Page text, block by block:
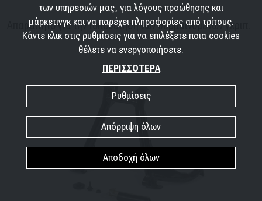
Απαραίτητο για την τοποθέτηση των θερμαινόμενων γκριπ.
των υπηρεσιών μας, για λόγους προώθησης και
μάρκετινγκ και να παρέχει πληροφορίες από τρίτους.
Κάντε κλικ στις ρυθμίσεις για να επιλέξετε ποια cookies
θέλετε να ενεργοποιήσετε.
ΠΕΡΙΣΣΟΤΕΡΑ
Ρυθμίσεις
Απόρριψη όλων
Αποδοχή όλων